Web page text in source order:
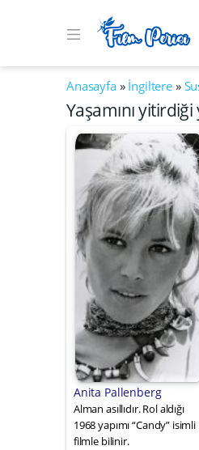
Anasayfa» İngiltere »
Yaşamını
Anita Pallenberg
Alman asıllıdır. Rol aldığı
1968 yapımı “Candy” isimli
filmle bilinir.